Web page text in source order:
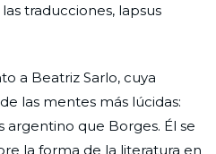
traducciones, lapsus
a Beatriz Sarlo, cuya
las mentes más lúcidas:
argentino que Borges. Él se
la forma de la literatura en